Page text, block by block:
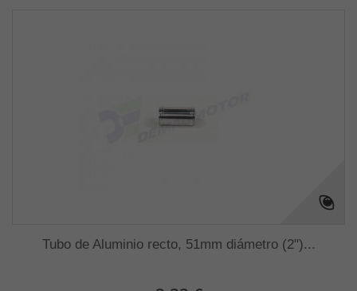
Tubo de Aluminio recto, 51mm diámetro (2")...